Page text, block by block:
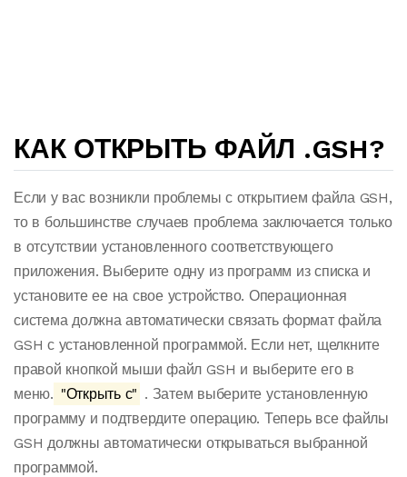
КАК ОТКРЫТЬ ФАЙЛ .GSH?
Если у вас возникли проблемы с открытием файла GSH,
то в большинстве случаев проблема заключается только
в отсутствии установленного соответствующего
приложения. Выберите одну из программ из списка и
установите ее на свое устройство. Операционная
система должна автоматически связать формат файла
GSH с установленной программой. Если нет, щелкните
правой кнопкой мыши файл GSH и выберите его в
меню. "Открыть с" . Затем выберите установленную
программу и подтвердите операцию. Теперь все файлы
GSH должны автоматически открываться выбранной
программой.